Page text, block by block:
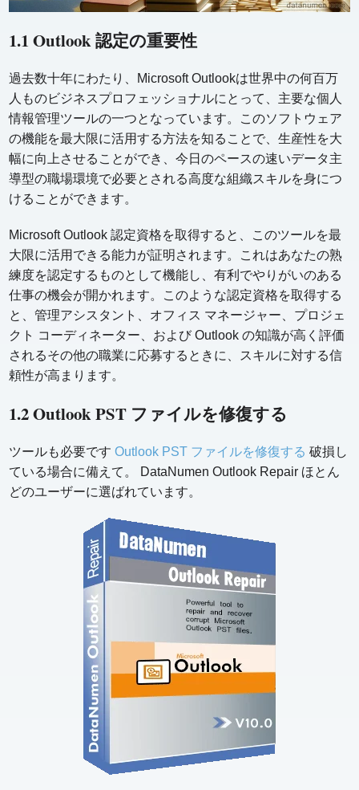
1.1 Outlook 認定の重要性
過去数十年にわたり、Microsoft Outlookは世界中の何百万
人ものビジネスプロフェッショナルにとって、主要な個人
情報管理ツールの一つとなっています。このソフトウェア
の機能を最大限に活用する方法を知ることで、生産性を大
幅に向上させることができ、今日のペースの速いデータ主
導型の職場環境で必要とされる高度な組織スキルを身につ
けることができます。
Microsoft Outlook 認定資格を取得すると、このツールを最
大限に活用できる能力が証明されます。これはあなたの熟
練度を認定するものとして機能し、有利でやりがいのある
仕事の機会が開かれます。このような認定資格を取得する
と、管理アシスタント、オフィス マネージャー、プロジェ
クト コーディネーター、および Outlook の知識が高く評価
されるその他の職業に応募するときに、スキルに対する信
頼性が高まります。
1.2 Outlook PST ファイルを修復する
ツールも必要ですOutlook PST ファイルを修復する 破損し
ている場合に備えて。 DataNumen Outlook Repair ほとん
どのユーザーに選ばれています。